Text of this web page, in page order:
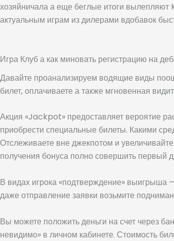
хозяйничала а еще беглые итоги вылепляют
актуальным играм из дилерами вдобавок
Игра Клуб а как миновать регистрацию на
Давайте проанализируем водящие виды
билет, оплачиваете а также мгновенная
Акция «Jackpot» предоставляет вероятие
приобрести специальные билеты. Какими
Отслеживаете вне джекпотом и
получения бонуса полно совершить первый
В видах игрока «подтверждение» выигрыша
даже отправление заявки возьмите
Вы можете положить деньги на счет через
невидимо» в личном кабинете. Стоимость